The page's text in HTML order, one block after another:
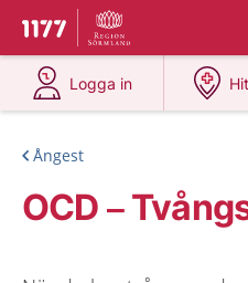
Till startsidan för 1177
Du har valt region
Logga in
på 1177.se
Ångest
OCD –